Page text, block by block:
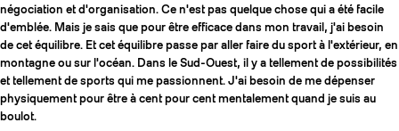
négociation et d'organisation. Ce n'est pas quelque chose qui a été facile
d'emblée. Mais je sais que pour être efficace dans mon travail, j'ai besoin
de cet équilibre. Et cet équilibre passe par aller faire du sport à l'extérieur, en
montagne ou sur l'océan. Dans le Sud-Ouest, il y a tellement de possibilités
et tellement de sports qui me passionnent. J'ai besoin de me dépenser
physiquement pour être à cent pour cent mentalement quand je suis au
boulot.